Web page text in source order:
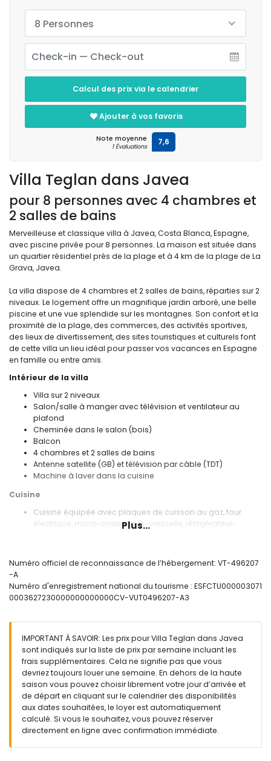
Villa Teglan dans Javea
pour 8 personnes avec 4 chambres et
2 salles de bains
Merveilleuse et classique villa à Javea, Costa Blanca, Espagne,
avec piscine privée pour 8 personnes. La maison est située dans
un quartier résidentiel près de la plage et à 4 km de la plage de La
Grava, Javea.
La villa dispose de 4 chambres et 2 salles de bains, réparties sur 2
niveaux. Le logement offre un magnifique jardin arboré, une belle
piscine et une vue splendide sur les montagnes. Son confort et la
proximité de la plage, des commerces, des activités sportives,
des lieux de divertissement, des sites touristiques et culturels font
de cette villa un lieu idéal pour passer vos vacances en Espagne
en famille ou entre amis.
Intérieur de la villa
Villa sur 2 niveaux
Salon/salle à manger avec télévision et ventilateur au
plafond
Cheminée dans le salon (bois)
Balcon
4 chambres et 2 salles de bains
Antenne satellite (GB) et télévision par câble (TDT)
Machine à laver dans la cuisine
Cuisine
Cuisine équipée avec plaques de cuisson au gaz, four
électrique, micro-ondes, lave-vaisselle, réfrigérateur-
Chambres et salles de bains
Chambre avec climatisation, lit double, télévision et salle
de bains en suite
baignoire/douche, bidet et toilette
Salle de bains avec lavabo simple, baignoire/douche,
bidet et toilette
Extérieur de la villa
Terrain spacieux et clôturé
Piscine privée en forme de rein mesurant 10m x 5m et 2m de
profondeur
Magnifique jardin avec pelouse et arbres, mobilier de jardin
avec transats
Plus...
Numéro officiel de reconnaissance de l’hébergement: VT-496207
-A
Numéro d'enregistrement national du tourisme : ESFCTU000003071
0003627230000000000000CV-VUT0496207-A3
IMPORTANT À SAVOIR: Les prix pour Villa Teglan dans Javea
sont indiqués sur la liste de prix par semaine incluant les
frais supplémentaires. Cela ne signifie pas que vous
devriez toujours louer une semaine. En dehors de la haute
saison vous pouvez choisir librement votre jour d’arrivée et
de départ en cliquant sur le calendrier des disponibilités
aux dates souhaitées, le loyer est automatiquement
calculé. Si vous le souhaitez, vous pouvez réserver
directement en ligne avec confirmation immédiate.
8 Personnes
Calcul des prix via le calendrier
Ajouter à vos favoris
Note moyenne
1 Évaluations 7,6